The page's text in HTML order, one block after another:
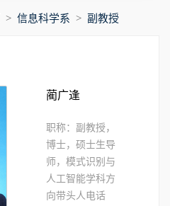
> 信息科学系 > 副教授
蔺广逢
职称：副教授，
博士，硕士生导
师，模式识别与
人工智能学科方
向带头人电话